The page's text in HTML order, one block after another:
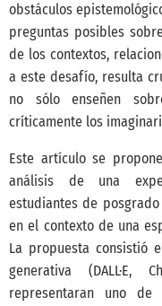
obstáculos
preguntas posibles
de los contextos,
a este desafío, resulta
no sólo enseñen
críticamente los
Este artículo se
análisis de una
estudiantes de
en el contexto de una
La propuesta consistió
generativa (DALL·E,
representaran uno